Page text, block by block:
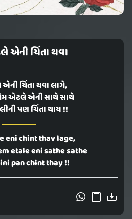
એની ચિંતા થવા
ચિંતા થવા લાગે,
એટલે એની સાથે સાથે
પણ ચિંતા થાય !!
eni chint thav lage,
etale eni sathe sathe
pan chint thay !!